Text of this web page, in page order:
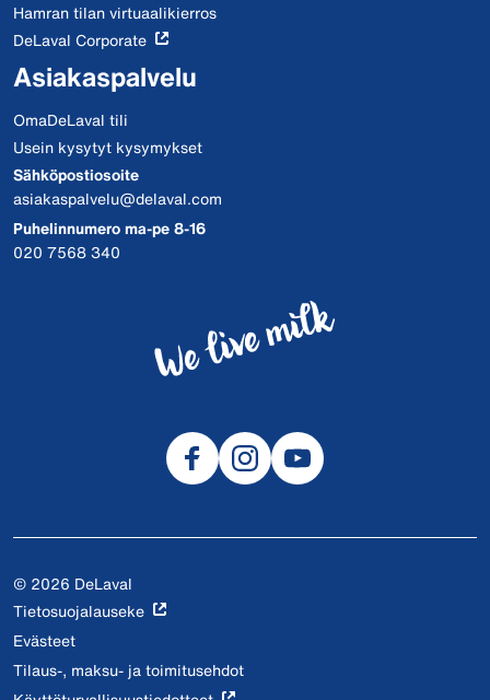
Hamran tilan virtuaalikierros
DeLaval Corporate
Asiakaspalvelu
OmaDeLaval tili
Usein kysytyt kysymykset
Sähköpostiosoite
asiakaspalvelu@delaval.com
Puhelinnumero ma-pe 8-16
020 7568 340
© 2026 DeLaval
Tietosuojalauseke
Evästeet
Tilaus-, maksu- ja toimitusehdot